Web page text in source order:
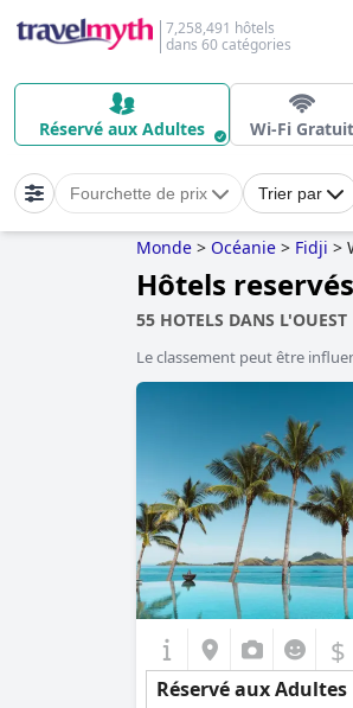
7,258,491 hôtels
dans 60 catégories
Réservé aux Adultes Wi-Fi Gratuit
Fourchette de prix Trier par
Monde > Océanie > Fidji >
Hôtels
55 HOTELS DANS L'OUEST
Le classement peut être
$
Réservé aux Adultes